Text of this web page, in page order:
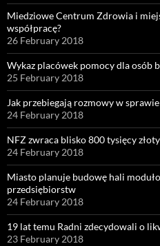
Miedziowe Centrum Zdrowia i
współpracę?
26 February 2018
Wykaz placówek pomocy dla osób
25 February 2018
Jak przebiegają rozmowy w
24 February 2018
NFZ zwraca blisko 800 tysięcy
24 February 2018
Miasto planuje budowę hali
przedsiębiorstw
24 February 2018
19 lat temu Radni zdecydowali o
23 February 2018